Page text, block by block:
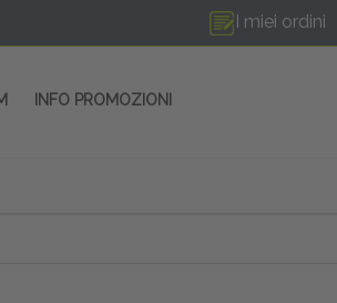
I miei ordini
INFO PROMOZIONI